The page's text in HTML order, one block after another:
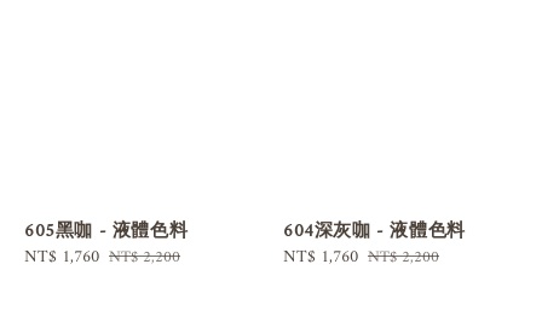
605黑咖 - 液體色料
Sale
NT$ 1,760 Regular
NT$ 2,200
604深灰咖 - 液體色料
Sale
NT$ 1,760 Regular
NT$ 2,200